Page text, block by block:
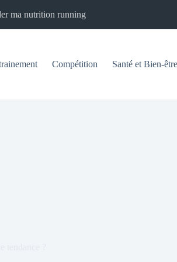
ma nutrition running
Compétition Santé et Bien-être